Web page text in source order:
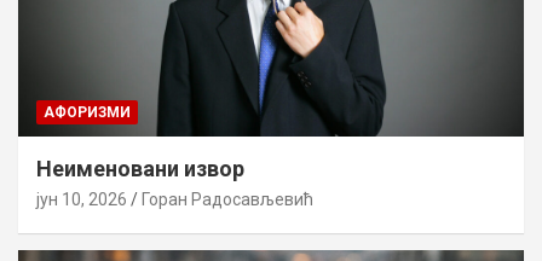
AФОРИЗМИ
Неименовани извор
јун 10, 2026 Горан Радосављевић